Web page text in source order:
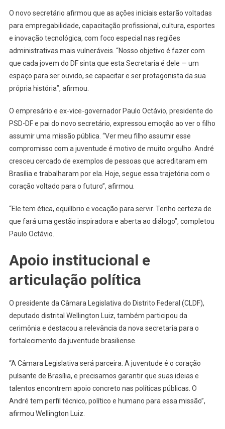
O novo secretário afirmou que as ações iniciais estarão voltadas
para empregabilidade, capacitação profissional, cultura, esportes
e inovação tecnológica, com foco especial nas regiões
administrativas mais vulneráveis. “Nosso objetivo é fazer com
que cada jovem do DF sinta que esta Secretaria é dele — um
espaço para ser ouvido, se capacitar e ser protagonista da sua
própria história”, afirmou.
O empresário e ex-vice-governador Paulo Octávio, presidente do
PSD-DF e pai do novo secretário, expressou emoção ao ver o filho
assumir uma missão pública. “Ver meu filho assumir esse
compromisso com a juventude é motivo de muito orgulho. André
cresceu cercado de exemplos de pessoas que acreditaram em
Brasília e trabalharam por ela. Hoje, segue essa trajetória com o
coração voltado para o futuro”, afirmou.
“Ele tem ética, equilíbrio e vocação para servir. Tenho certeza de
que fará uma gestão inspiradora e aberta ao diálogo”, completou
Paulo Octávio.
Apoio institucional e
articulação política
O presidente da Câmara Legislativa do Distrito Federal (CLDF),
deputado distrital Wellington Luiz, também participou da
cerimônia e destacou a relevância da nova secretaria para o
fortalecimento da juventude brasiliense.
“A Câmara Legislativa será parceira. A juventude é o coração
pulsante de Brasília, e precisamos garantir que suas ideias e
talentos encontrem apoio concreto nas políticas públicas. O
André tem perfil técnico, político e humano para essa missão”,
afirmou Wellington Luiz.